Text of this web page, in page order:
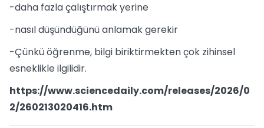
-daha fazla çalıştırmak yerine
-nasıl düşündüğünü anlamak gerekir
-Çünkü öğrenme, bilgi biriktirmekten çok zihinsel
esneklikle ilgilidir.
https://www.sciencedaily.com/releases/2026/0
2/260213020416.htm